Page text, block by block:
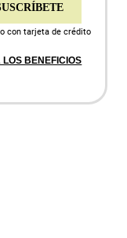
con tarjeta de crédito
LOS BENEFICIOS